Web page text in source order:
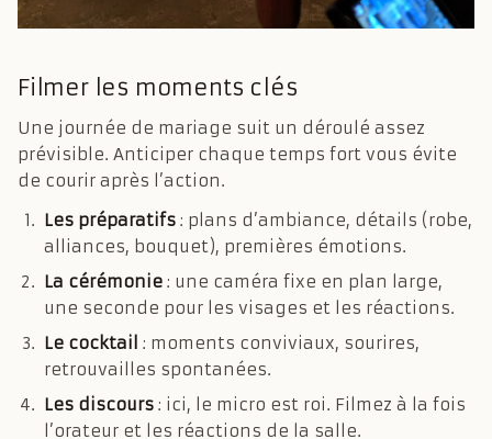
Filmer les moments clés
Une journée de mariage suit un déroulé assez
prévisible. Anticiper chaque temps fort vous évite
de courir après l’action.
Les préparatifs : plans d’ambiance, détails (robe,
alliances, bouquet), premières émotions.
La cérémonie : une caméra fixe en plan large,
une seconde pour les visages et les réactions.
Le cocktail : moments conviviaux, sourires,
retrouvailles spontanées.
Les discours : ici, le micro est roi. Filmez à la fois
l’orateur et les réactions de la salle.